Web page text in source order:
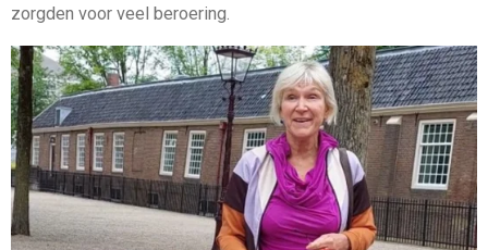
zorgden voor veel beroering.